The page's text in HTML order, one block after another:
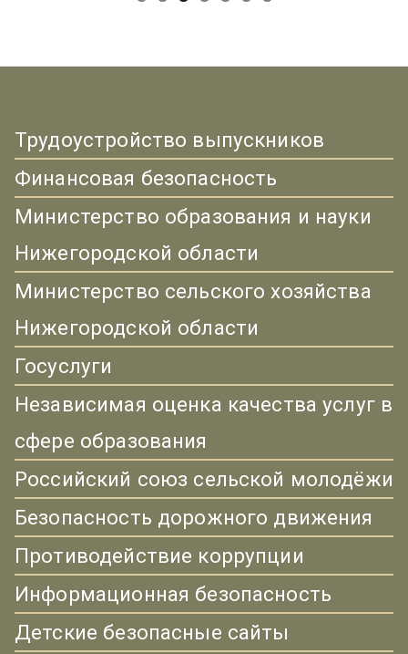
Трудоустройство выпускников
Финансовая безопасность
Министерство образования и науки
Нижегородской области
Министерство сельского хозяйства
Нижегородской области
Госуслуги
Независимая оценка качества услуг в
сфере образования
Российский союз сельской молодёжи
Безопасность дорожного движения
Противодействие коррупции
Информационная безопасность
Детские безопасные сайты